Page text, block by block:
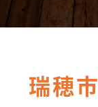
瑞穂市